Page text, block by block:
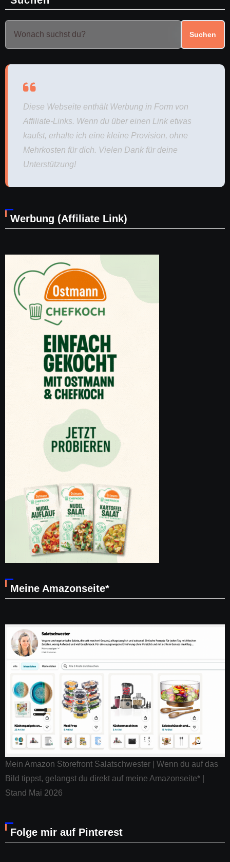
Suchen
Diese Webseite enthält Werbung in Form von
Affiliate-Links. Wenn du über einen Link etwas
kaufst, erhalte ich eine kleine Provision, ohne
Mehrkosten für dich. Vielen Dank für deine
Unterstützung!
Werbung (Affiliate Link)
Meine Amazonseite*
Mein Amazon Storefront Salatschwester | Wenn du auf das
Bild tippst, gelangst du direkt auf meine Amazonseite* |
Stand Mai 2026
Folge mir auf Pinterest